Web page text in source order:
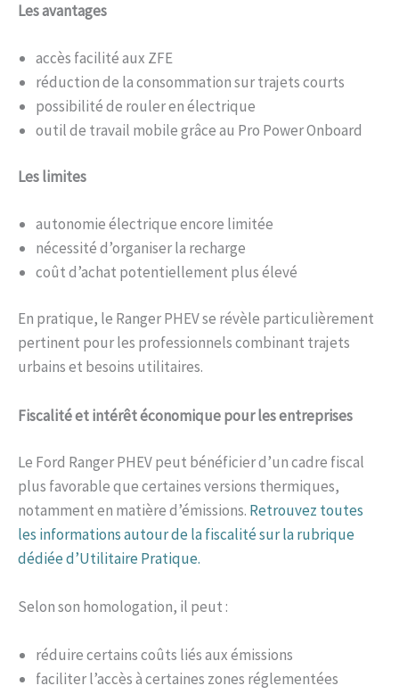
Les avantages
accès facilité aux ZFE
réduction de la consommation sur trajets courts
possibilité de rouler en électrique
outil de travail mobile grâce au Pro Power Onboard
Les limites
autonomie électrique encore limitée
nécessité d’organiser la recharge
coût d’achat potentiellement plus élevé
En pratique, le Ranger PHEV se révèle particulièrement
pertinent pour les professionnels combinant trajets
urbains et besoins utilitaires.
Fiscalité et intérêt économique pour les entreprises
Le Ford Ranger PHEV peut bénéficier d’un cadre fiscal
plus favorable que certaines versions thermiques,
notamment en matière d’émissions. Retrouvez toutes
les informations autour de la fiscalité sur la rubrique
dédiée d’Utilitaire Pratique.
Selon son homologation, il peut :
réduire certains coûts liés aux émissions
faciliter l’accès à certaines zones réglementées